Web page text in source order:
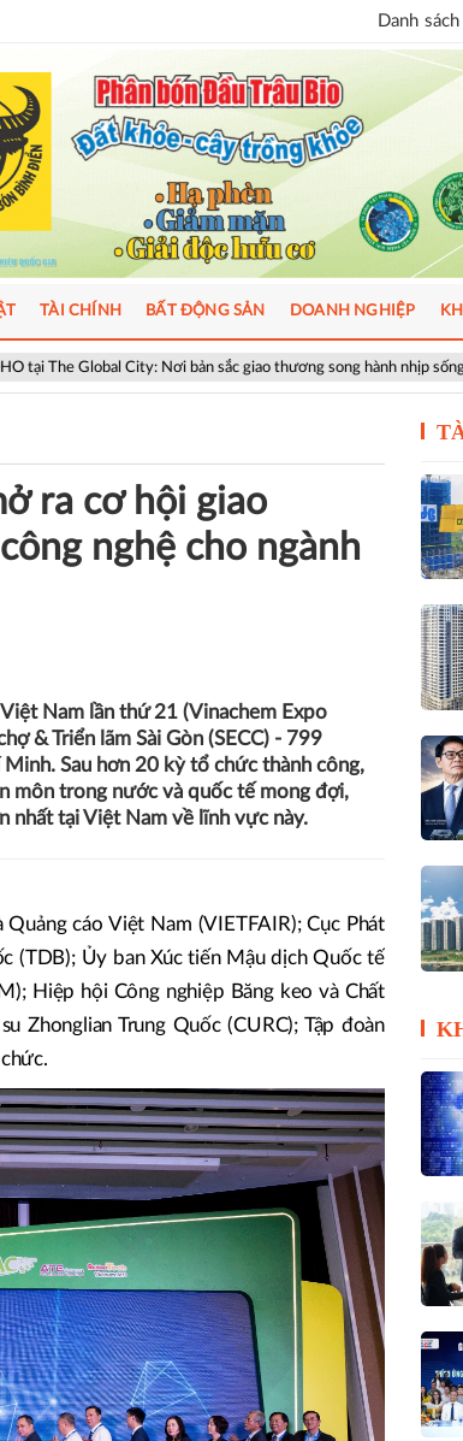
Danh
Nơi bản sắc giao thương song hành nhịp sống toàn cầu
TÀI CHÍNH BẤT ĐỘNG SẢN DOANH NGHIỆP
ra cơ hội giao
nghệ cho ngành
Nam lần thứ 21 (Vinachem Expo
& Triển lãm Sài Gòn (SECC) - 799
Minh. Sau hơn 20 kỳ tổ chức thành công,
môn trong nước và quốc tế mong đợi,
nhất tại Việt Nam về lĩnh vực này.
cáo Việt Nam (VIETFAIR); Cục Phát
(TDB); Ủy ban Xúc tiến Mậu dịch Quốc tế
Hiệp hội Công nghiệp Băng keo và Chất
Zhonglian Trung Quốc (CURC); Tập đoàn